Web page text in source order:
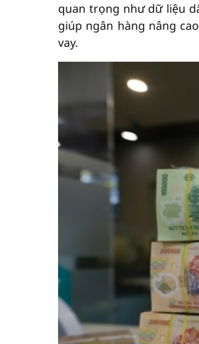
quan trọng như dữ liệu
giúp ngân hàng nâng
vay.